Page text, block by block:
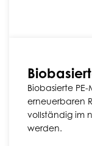
Biobasierte
erneuerbaren
vollständig im
werden.